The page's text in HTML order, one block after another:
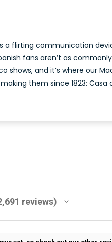
a flirting communication
fans aren’t as
shows, and it’s where our
them since 1823:
reviews